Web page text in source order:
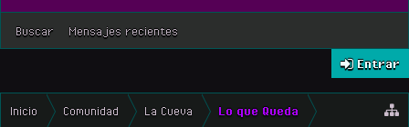
Buscar Mensajes recientes
Entrar
Inicio Comunidad La Cueva Lo que Queda